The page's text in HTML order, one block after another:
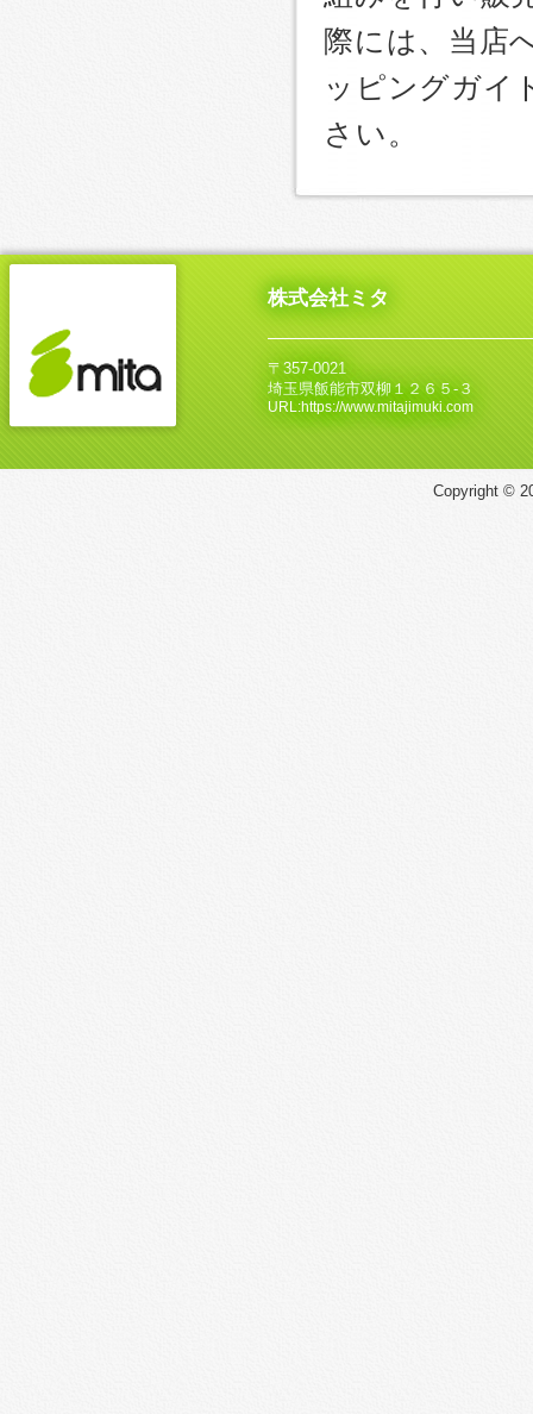
際には、当店
ッピングガイ
さい。
株式会社ミタ
〒357-0021
埼玉県飯能市双柳１２６５‐３
URL:https://www.mitajimuki.com
Copyright ©